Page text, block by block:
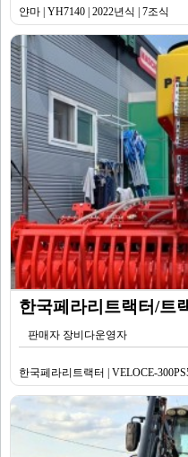
얀마 | YH7140 | 2022년식 | 7조식
판매자 장비다운영자
한국페라리트랙터 | VELOCE-